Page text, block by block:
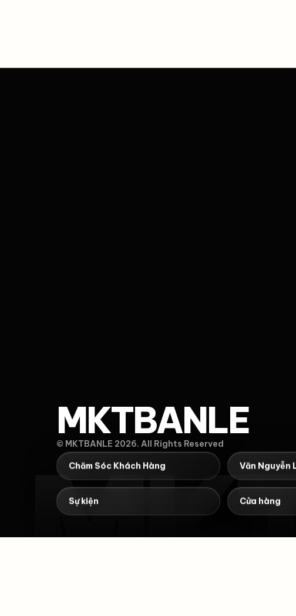
MKTBANLE
© MKTBANLE 2026. All Rights Reserved
Chăm Sóc Khách Hàng Văn Nguyễn
Sự kiện Cửa hàng